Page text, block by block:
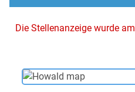
Die Stellenanzeige wurde